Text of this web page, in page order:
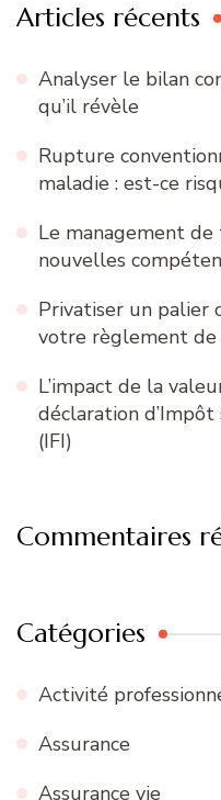
Articles récents
Analyser le bilan
qu’il révèle
Rupture
maladie : est-ce
Le management
nouvelles
Privatiser un palier
votre règlement
L’impact de la
déclaration
(IFI)
Commentaires
Catégories
Activité
Assurance
Assurance vie